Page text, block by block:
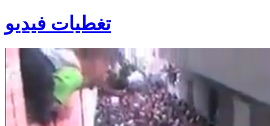
تغطيات فيديو